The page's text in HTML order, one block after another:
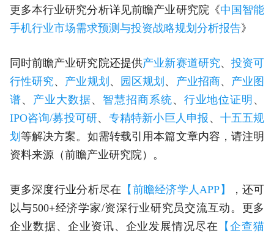
更多本行业研究分析详见前瞻产业研究院《中国智能
手机行业市场需求预测与投资战略规划分析报告》
同时前瞻产业研究院还提供产业新赛道研究、投资可
行性研究、 产业规划 、 园区规划 、 产业招商、 产业图
谱、 产业大数据、 智慧招商系统、 行业地位证明 、
IPO咨询/募投可研、 专精特新小巨人申报 、 十五五规
划 等解决方案。如需转载引用本篇文章内容，请注明
资料来源（前瞻产业研究院）。
更多深度行业分析尽在 【前瞻经济学人APP】
，还可
以与500+经济学家/资深行业研究员交流互动。更多
企业数据、企业资讯、企业发展情况尽在
【企查猫